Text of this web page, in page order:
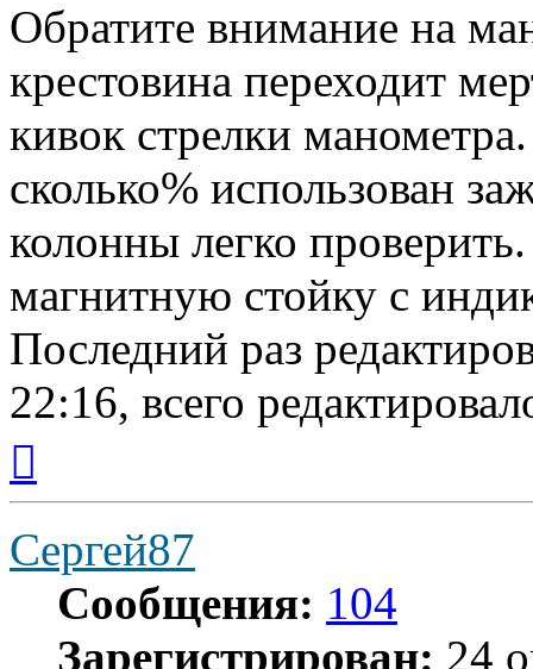
Обратите внимание на
крестовина переходит
кивок стрелки
сколько% использован
колонны легко
магнитную стойку с
Последний раз
22:16, всего
началу
Сергей87
Сообщения: 104
Зарегистрирован: 24